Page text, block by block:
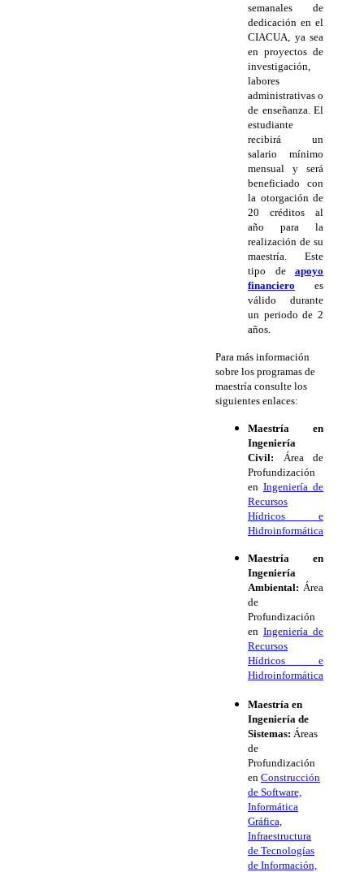
semanales de
dedicación en el
CIACUA, ya sea
en proyectos de
investigación,
labores
administrativas o
de enseñanza. El
estudiante
recibirá un
salario mínimo
mensual y será
beneficiado con
la otorgación de
20 créditos al
año para la
realización de su
maestría. Este
tipo de apoyo
financiero es
válido durante
un periodo de 2
años.
Para más información
sobre los programas de
maestría consulte los
siguientes enlaces:
Maestría en
Ingeniería
Civil: Área de
Profundización
en Ingeniería de
Recursos
Hídricos e
Hidroinformática
Maestría en
Ingeniería
Ambiental: Área
de
Profundización
en Ingeniería de
Recursos
Hídricos e
Hidroinformática
Maestría en
Ingeniería de
Sistemas: Áreas
de
Profundización
en Construcción
de Software,
Informática
Gráfica,
Infraestructura
de Tecnologías
de Información,